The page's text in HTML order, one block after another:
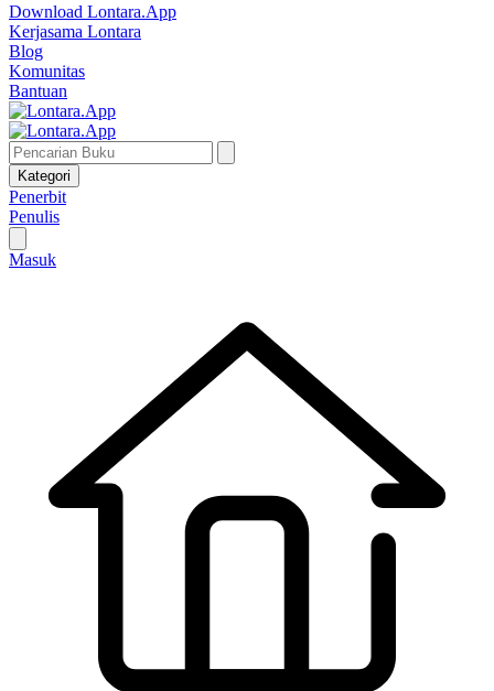
Download Lontara.App
Kerjasama Lontara
Blog
Komunitas
Bantuan
Kategori
Penerbit
Penulis
Masuk